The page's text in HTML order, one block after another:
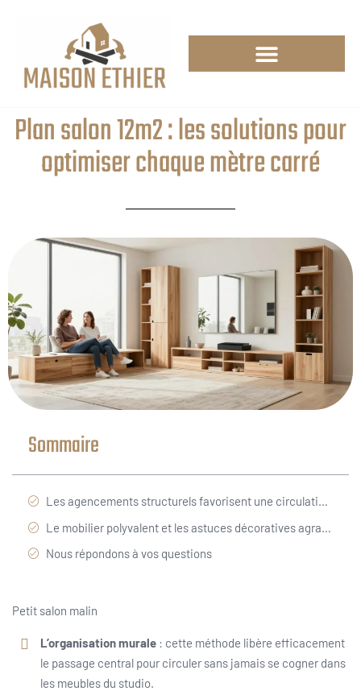
Plan salon 12m2 : les solutions pour
optimiser chaque mètre carré
Sommaire
Les agencements structurels favorisent une circulation fluide dans un petit salon de douze mètres
Le mobilier polyvalent et les astuces décoratives agrandissent la perspective de votre intérieur
Nous répondons à vos questions
Petit salon malin
L’organisation murale : cette méthode libère efficacement
le passage central pour circuler sans jamais se cogner dans
les meubles du studio.